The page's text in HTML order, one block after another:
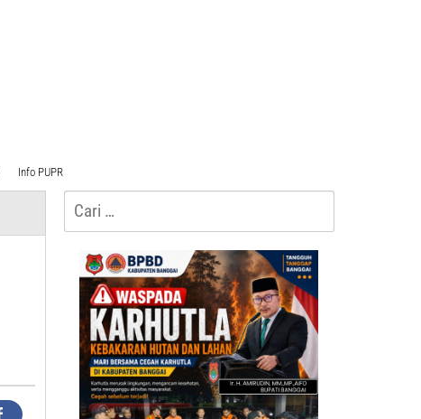
Info PUPR
Cari
untuk: